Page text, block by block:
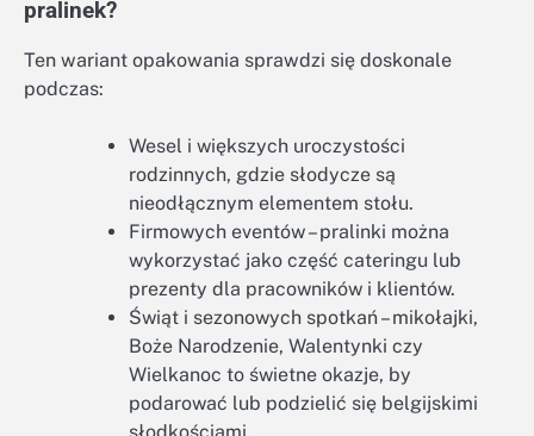
pralinek?
Ten wariant opakowania sprawdzi się doskonale
podczas:
Wesel i większych uroczystości
rodzinnych, gdzie słodycze są
nieodłącznym elementem stołu.
Firmowych eventów – pralinki można
wykorzystać jako część cateringu lub
prezenty dla pracowników i klientów.
Świąt i sezonowych spotkań – mikołajki,
Boże Narodzenie, Walentynki czy
Wielkanoc to świetne okazje, by
podarować lub podzielić się belgijskimi